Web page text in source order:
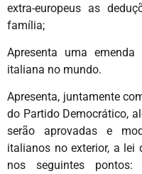
extra-europeus as
família;
Apresenta uma
italiana no mundo.
Apresenta, juntamente
do Partido Democrático,
serão aprovadas e
italianos no exterior, a lei
nos seguintes